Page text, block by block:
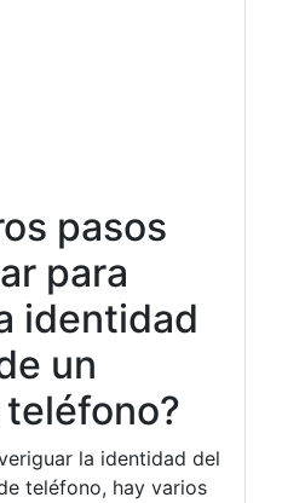
pasos
para
identidad
un
la identidad del
teléfono, hay varios